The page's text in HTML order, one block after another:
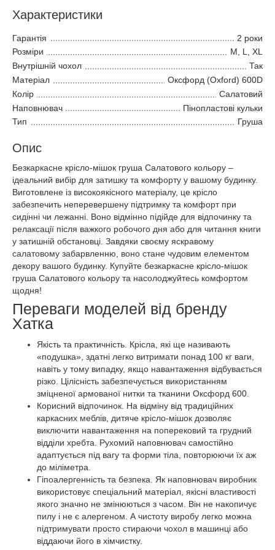
Характеристики
Гарантія
2 роки
Розміри
M, L, XL
Внутрішній чохол
Так
Матеріал
Оксфорд (Oxford) 600D
Колір
Салатовий
Наповнювач
Пінопластові кульки
Тип
Груша
Опис
Безкаркасне крісло-мішок груша Салатового кольору –
ідеальний вибір для затишку та комфорту у вашому будинку.
Виготовлене із високоякісного матеріалу, це крісло
забезпечить неперевершену підтримку та комфорт при
сидінні чи лежанні. Воно відмінно підійде для відпочинку та
релаксації після важкого робочого дня або для читання книги
у затишній обстановці. Завдяки своєму яскравому
салатовому забарвленню, воно стане чудовим елементом
декору вашого будинку. Купуйте безкаркасне крісло-мішок
груша Салатового кольору та насолоджуйтесь комфортом
щодня!
Переваги моделей від бренду
Хатка
Якість та практичність. Крісла, які ще називають
«подушка», здатні легко витримати понад 100 кг ваги,
навіть у тому випадку, якщо навантаження відбувається
різко. Цілісність забезпечується використанням
зміцненої армованої нитки та тканини Оксфорд 600.
Корисний відпочинок. На відміну від традиційних
каркасних меблів, дитяче крісло-мішок дозволяє
виключити навантаження на поперековий та грудний
відділи хребта. Рухомий наповнювач самостійно
адаптується під вагу та форми тіла, повторюючи їх аж
до міліметра.
Гіпоалергенність та безпека. Як наповнювач виробник
використовує спеціальний матеріал, якісні властивості
якого значно не змінюються з часом. Він не накопичує
пилу і не є алергеном. А чистоту виробу легко можна
підтримувати просто стираючи чохол в машинці або
віддаючи його в хімчистку.